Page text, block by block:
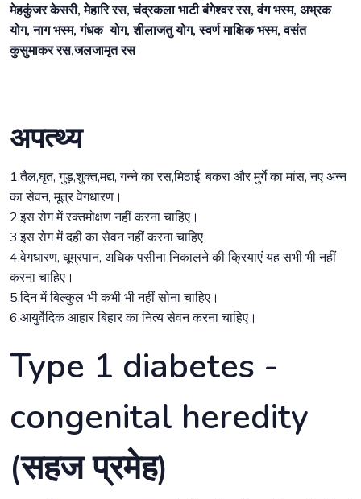
मेहकुंजर केसरी, मेहारि रस, चंद्रकला भाटी बंगेश्वर रस, वंग भस्म, अभ्रक
योग, नाग भस्म, गंधक योग, शीलाजतु योग, स्वर्ण माक्षिक भस्म, वसंत
कुसुमाकर रस,जलजामृत रस
अपत्थ्य
1.तैल,घृत, गुड़,शुक्त,मद्य, गन्ने का रस,मिठाई, बकरा और मुर्गे का मांस, नए अन्न
का सेवन, मूत्र वेगधारण।
2.इस रोग में रक्तमोक्षण नहीं करना चाहिए।
3.इस रोग में दही का सेवन नहीं करना चाहिए
4.वेगधारण, धूम्रपान, अधिक पसीना निकालने की क्रियाएं यह सभी भी नहीं
करना चाहिए।
5.दिन में बिल्कुल भी कभी भी नहीं सोना चाहिए।
6.आयुर्वेदिक आहार बिहार का नित्य सेवन करना चाहिए।
Type 1 diabetes -
congenital heredity
(सहज प्रमेह)